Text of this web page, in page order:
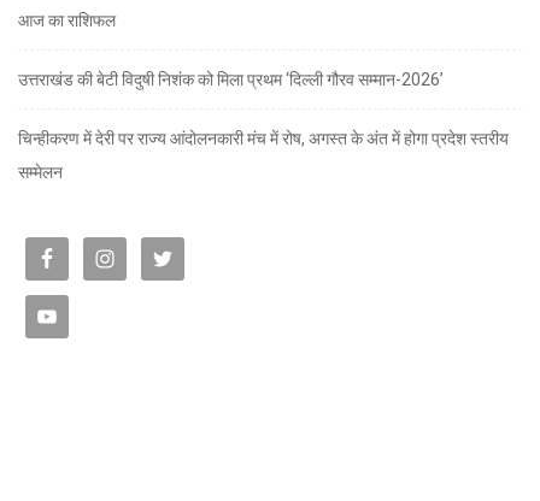
आज का राशिफल
उत्तराखंड की बेटी विदुषी निशंक को मिला प्रथम ‘दिल्ली गौरव सम्मान-2026’
चिन्हीकरण में देरी पर राज्य आंदोलनकारी मंच में रोष, अगस्त के अंत में होगा प्रदेश स्तरीय
सम्मेलन